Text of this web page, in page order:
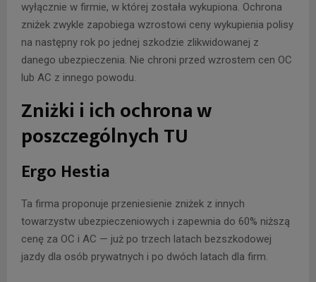
wyłącznie w firmie, w której została wykupiona. Ochrona
zniżek zwykle zapobiega wzrostowi ceny wykupienia polisy
na następny rok po jednej szkodzie zlikwidowanej z
danego ubezpieczenia. Nie chroni przed wzrostem cen OC
lub AC z innego powodu.
Zniżki i ich ochrona w
poszczególnych TU
Ergo Hestia
Ta firma proponuje przeniesienie zniżek z innych
towarzystw ubezpieczeniowych i zapewnia do 60% niższą
cenę za OC i AC — już po trzech latach bezszkodowej
jazdy dla osób prywatnych i po dwóch latach dla firm.